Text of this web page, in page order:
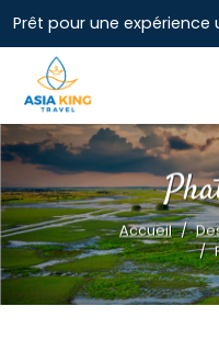
Prêt pour une expérience
Accueil